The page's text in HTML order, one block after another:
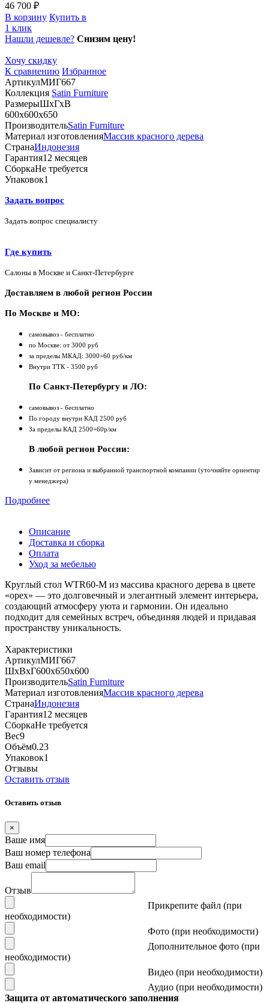
46 700 ₽
В корзину Купить в
1 клик
Нашли дешевле? Снизим цену!
Хочу скидку
К сравнению Избранное
АртикулМИГ667
Коллекция Satin Furniture
РазмерыШхГхВ
600х600х650
ПроизводительSatin Furniture
Материал изготовленияМассив красного дерева
СтранаИндонезия
Гарантия12 месяцев
СборкаНе требуется
Упаковок1
Задать вопрос
Задать вопрос специалисту
Где купить
Салоны в Москве и Санкт-Петербурге
Доставляем в любой регион России
По Москве и МО:
самовывоз - бесплатно
по Москве: от 3000 руб
за пределы МКАД: 3000+60 руб/км
Внутри ТТК - 3500 руб
По Санкт-Петербургу и ЛО:
самовывоз - бесплатно
По городу внутри КАД 2500 руб
За пределы КАД 2500+60р/км
В любой регион России:
Зависит от региона и выбранной транспортной компании (уточняйте ориентир
у менеджера)
Подробнее
Описание
Доставка и сборка
Оплата
Уход за мебелью
Круглый стол WTR60-M из массива красного дерева в цвете
«орех» — это долговечный и элегантный элемент интерьера,
создающий атмосферу уюта и гармонии. Он идеально
подходит для семейных встреч, объединяя людей и придавая
пространству уникальность.
Характеристики
АртикулМИГ667
ШхВхГ600х650х600
ПроизводительSatin Furniture
Материал изготовленияМассив красного дерева
СтранаИндонезия
Гарантия12 месяцев
СборкаНе требуется
Вес9
Объём0.23
Упаковок1
Отзывы
Оставить отзыв
Оставить отзыв
×
Ваше имя
Ваш номер телефона
Ваш email
Отзыв
Прикрепите файл (при
необходимости)
Фото (при необходимости)
Дополнительное фото (при
необходимости)
Видео (при необходимости)
Аудио (при необходимости)
Защита от автоматического заполнения